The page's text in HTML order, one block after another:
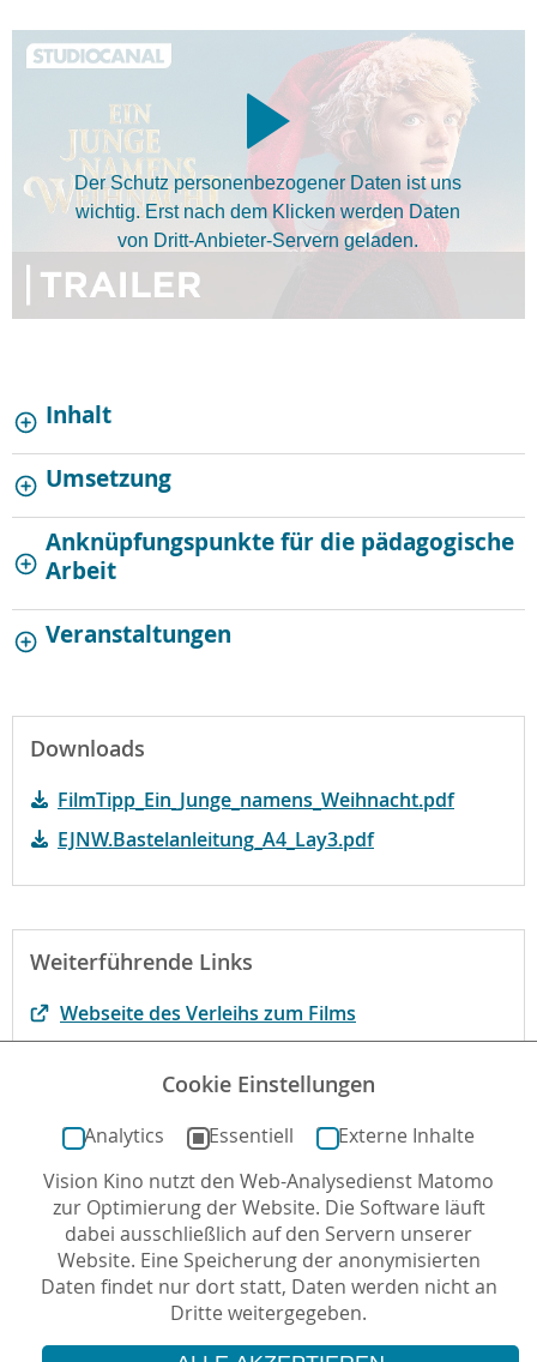
Der Schutz personenbezogener Daten ist uns
wichtig. Erst nach dem Klicken werden Daten
von Dritt-Anbieter-Servern geladen.
Inhalt
Umsetzung
Anknüpfungspunkte für die pädagogische
Arbeit
Veranstaltungen
Downloads
FilmTipp_Ein_Junge_namens_Weihnacht.pdf
EJNW.Bastelanleitung_A4_Lay3.pdf
Weiterführende Links
Webseite des Verleihs zum Films
Der Film bei kinofenster.de
Autor*in: Reinhard Kleber , 03.11.2021 , letzte
Aktualisierung: 24.11.2021
Cookie Einstellungen
Analytics Essentiell
Externe Inhalte
Vision Kino nutzt den Web-Analysedienst Matomo
zur Optimierung der Website. Die Software läuft
dabei ausschließlich auf den Servern unserer
Website. Eine Speicherung der anonymisierten
Daten findet nur dort statt, Daten werden nicht an
Dritte weitergegeben.